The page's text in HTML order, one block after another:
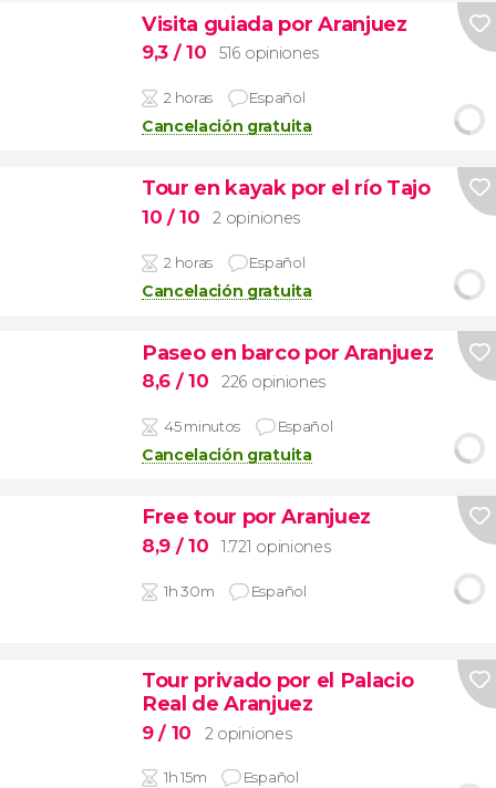
Visita guiada por Aranjuez
9,3 / 10 516 opiniones
2 horas Español
Cancelación gratuita
Tour en kayak por el río Tajo
10 / 10 2 opiniones
2 horas Español
Cancelación gratuita
Paseo en barco por Aranjuez
8,6 / 10 226 opiniones
45 minutos Español
Cancelación gratuita
Free tour por Aranjuez
8,9 / 10 1.721 opiniones
1h 30m Español
Tour privado por el Palacio
Real de Aranjuez
9/ 10 2 opiniones
1h 15m Español